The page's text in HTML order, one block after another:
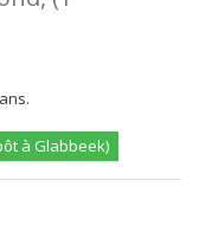
à Glabbeek)